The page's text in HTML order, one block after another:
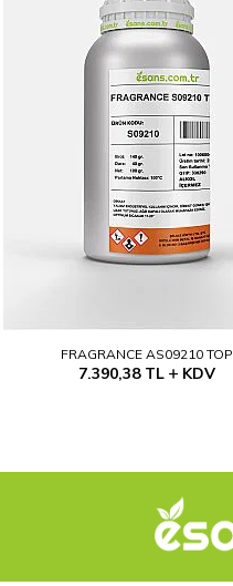
FRAGRANCE AS09210 TOP
7.390,38TL KDV